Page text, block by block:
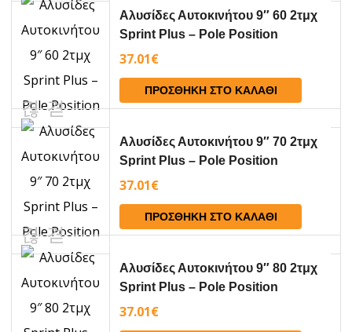
Aλυσίδες Αυτοκινήτου 9″ 60 2τμχ
Sprint Plus – Pole Position
37.01€
ΠΡΟΣΘΉΚΗ ΣΤΟ ΚΑΛΆΘΙ
Aλυσίδες Αυτοκινήτου 9″ 70 2τμχ
Sprint Plus – Pole Position
37.01€
ΠΡΟΣΘΉΚΗ ΣΤΟ ΚΑΛΆΘΙ
Aλυσίδες Αυτοκινήτου 9″ 80 2τμχ
Sprint Plus – Pole Position
37.01€